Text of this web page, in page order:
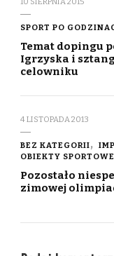
SPORT PO
Temat dopingu
Igrzyska i
celowniku
4 LISTOPADA 2013
BEZ KATEGORII
OBIEKTY SPORTOWE
Pozostało
zimowej